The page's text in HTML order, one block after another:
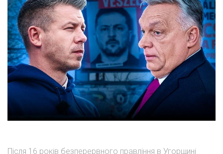
Після 16 років безперервного правління в Угорщині